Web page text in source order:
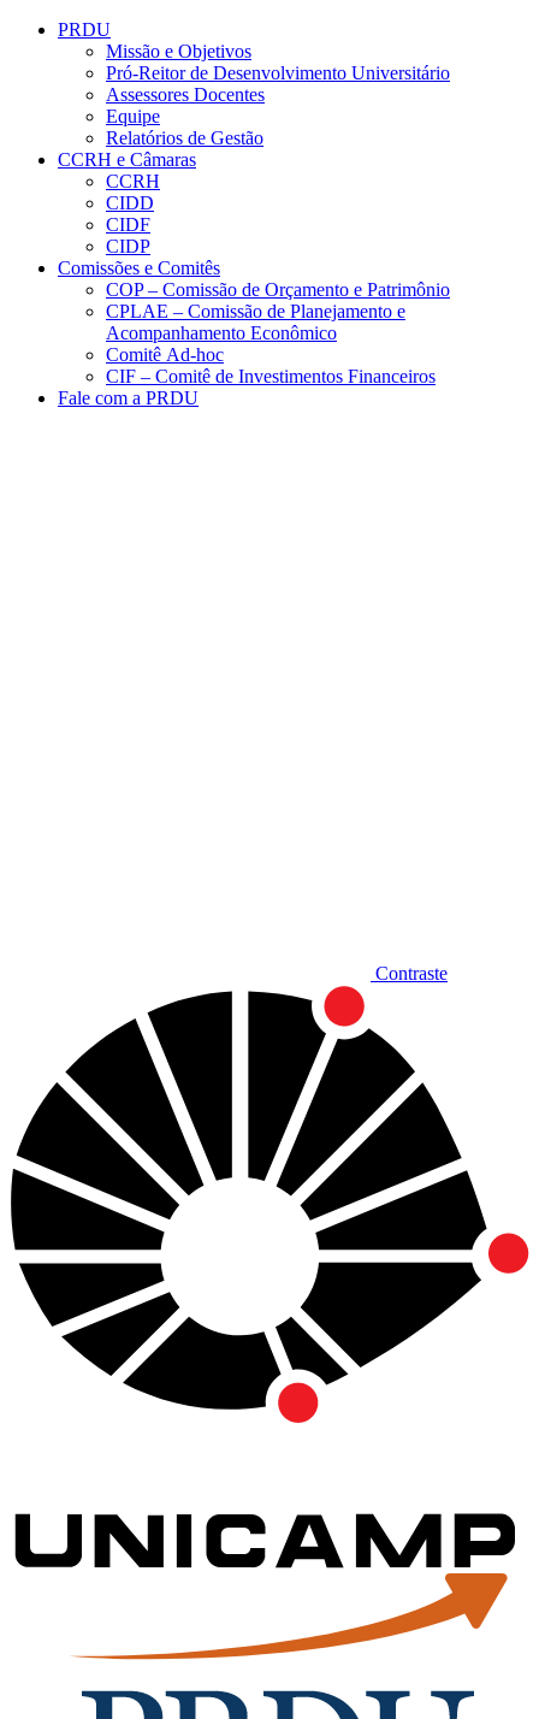
Conteúdo principal
PRDU
Missão e Objetivos
Pró-Reitor de Desenvolvimento Universitário
Assessores Docentes
Equipe
Relatórios de Gestão
CCRH e Câmaras
CCRH
CIDD
CIDF
CIDP
Comissões e Comitês
COP – Comissão de Orçamento e Patrimônio
CPLAE – Comissão de Planejamento e
Acompanhamento Econômico
Comitê Ad-hoc
CIF – Comitê de Investimentos Financeiros
Fale com a PRDU
Contraste